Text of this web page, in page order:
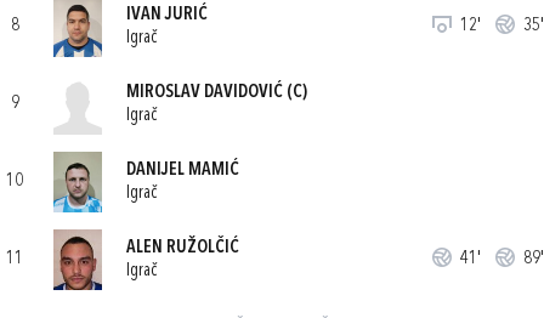
8
IVAN JURIĆ
Igrač
12' 35'
9
MIROSLAV DAVIDOVIĆ (C)
Igrač
10
DANIJEL MAMIĆ
Igrač
11
ALEN RUŽOLČIĆ
Igrač
41' 89'